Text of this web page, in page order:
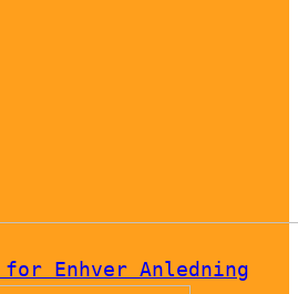
Enhver Anledning